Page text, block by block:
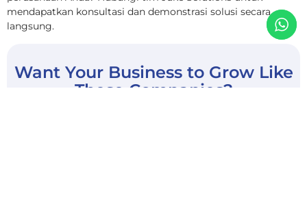
mendapatkan konsultasi dan demonstrasi solusi secara
langsung.
Want Your Business to Grow Like
These Companies?​